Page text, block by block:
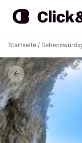
Startseite /